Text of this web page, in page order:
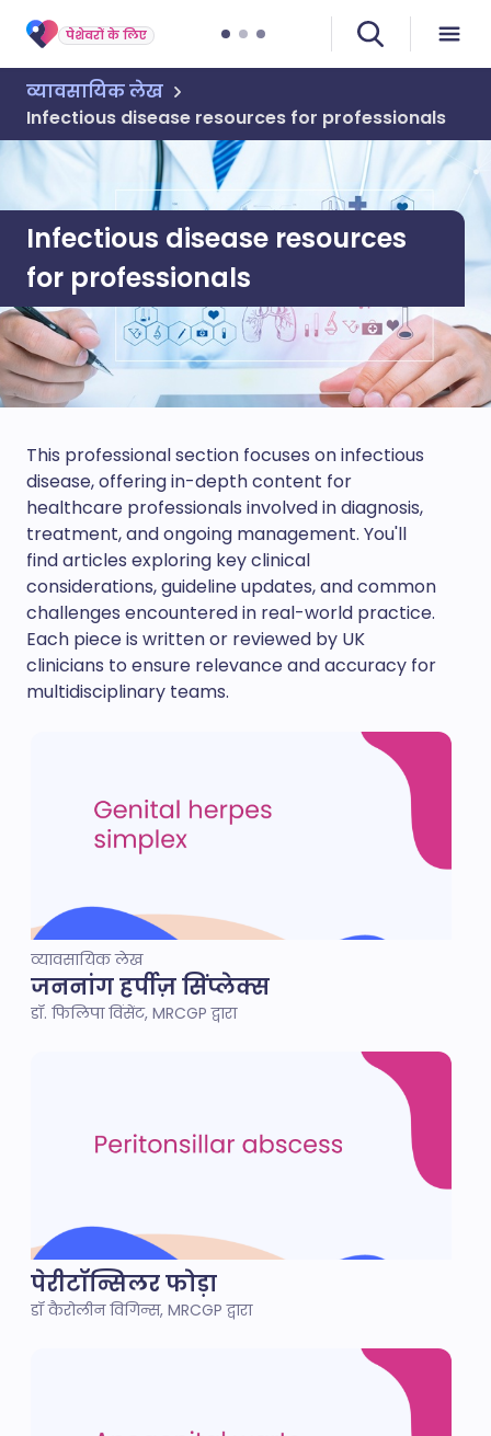
पेशेवरों के लिए
व्यावसायिक लेख
Infectious disease resources for professionals
Infectious disease resources
for professionals
This professional section focuses on infectious
disease, offering in-depth content for
healthcare professionals involved in diagnosis,
treatment, and ongoing management. You'll
find articles exploring key clinical
considerations, guideline updates, and common
challenges encountered in real-world practice.
Each piece is written or reviewed by UK
clinicians to ensure relevance and accuracy for
multidisciplinary teams.
व्यावसायिक लेख
जननांग हर्पीज़ सिंप्लेक्स
डॉ. फिलिपा विंसेंट, MRCGP द्वारा
पेरीटॉन्सिलर फोड़ा
डॉ कैरोलीन विगिन्स, MRCGP द्वारा